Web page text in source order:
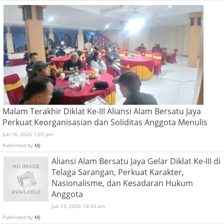
Malam Terakhir Diklat Ke-III Aliansi Alam Bersatu Jaya
Perkuat Keorganisasian dan Soliditas Anggota Menulis
Juli 16, 2026 1:07 pm
Published by MJ
Aliansi Alam Bersatu Jaya Gelar Diklat Ke-III di
Telaga Sarangan, Perkuat Karakter,
Nasionalisme, dan Kesadaran Hukum
Anggota
Juli 15, 2026 10:33 am
Published by MJ